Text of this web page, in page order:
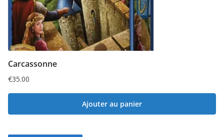
Carcassonne
€35.00
Ajouter au panier